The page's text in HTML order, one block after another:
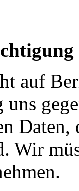
auf
Wir